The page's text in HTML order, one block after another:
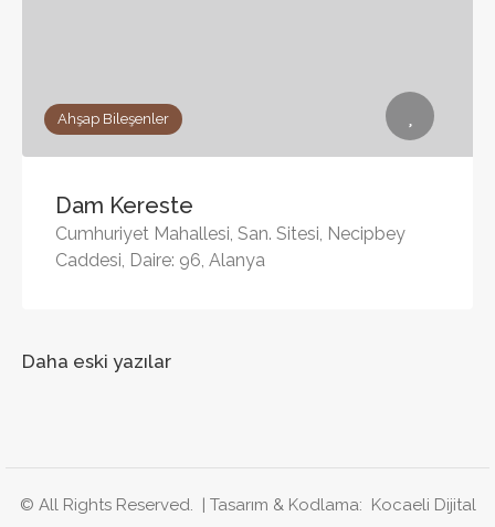
Ahşap Bileşenler
Dam Kereste
Cumhuriyet Mahallesi, San. Sitesi, Necipbey
Caddesi, Daire: 96, Alanya
Yazı
Daha eski yazılar
© All Rights Reserved. | Tasarım & Kodlama: Kocaeli Dijital